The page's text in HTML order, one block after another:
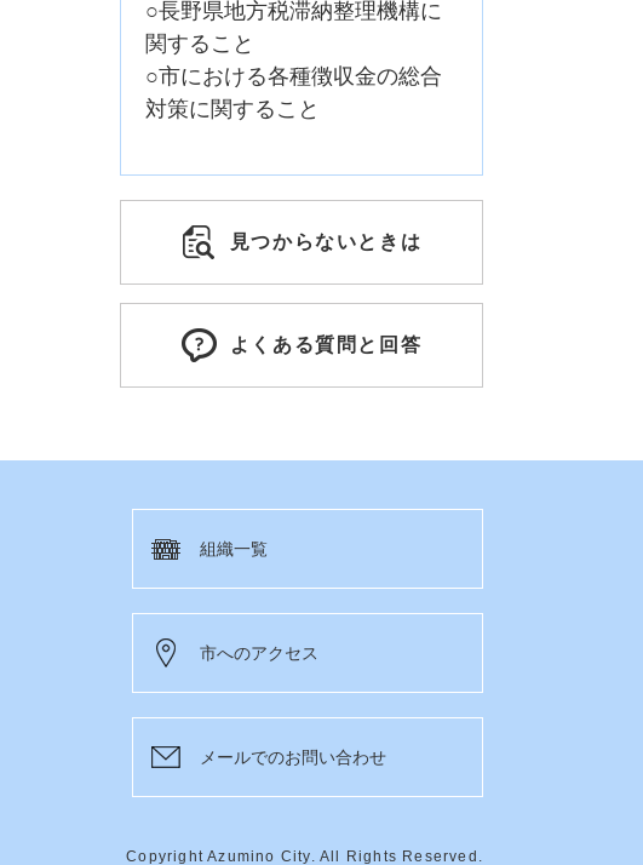
○長野県地方税滞納整理機構に
関すること
○市における各種徴収金の総合
対策に関すること
見つからないときは
よくある質問と回答
組織一覧
市へのアクセス
メールでのお問い合わせ
Copyright Azumino City. All Rights Reserved.